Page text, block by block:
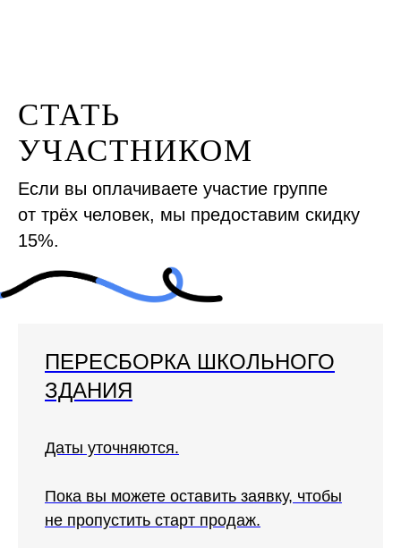
СТАТЬ
УЧАСТНИКОМ
Если вы оплачиваете участие группе
от трёх человек, мы предоставим скидку
15%.
ПЕРЕСБОРКА ШКОЛЬНОГО
ЗДАНИЯ
Даты уточняются.
Пока вы можете оставить заявку, чтобы
не пропустить старт продаж.